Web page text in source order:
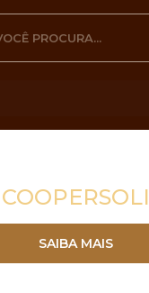
COOPERSOLI
SAIBA MAIS